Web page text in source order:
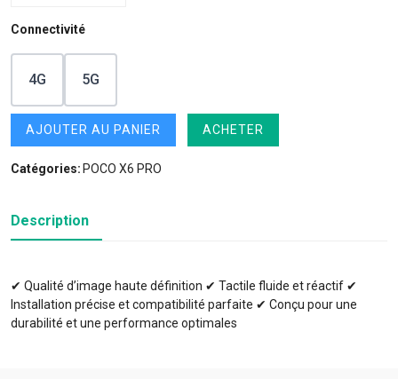
Connectivité
4G 5G
AJOUTER AU PANIER ACHETER
Catégories: POCO X6 PRO
Description
✔ Qualité d’image haute définition ✔ Tactile fluide et réactif ✔
Installation précise et compatibilité parfaite ✔ Conçu pour une
durabilité et une performance optimales